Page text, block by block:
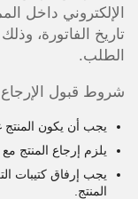
تاريخ الفاتورة،
الطلب.
شروط قبول
يجب أن يكون المنتج
يلزم إرجاع المنتج
يجب إرفاق كتيبات
المنتج.